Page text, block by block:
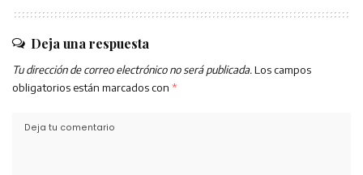
Deja una respuesta
Tu dirección de correo electrónico no será publicada. Los campos
obligatorios están marcados con *